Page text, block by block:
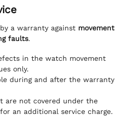
a warranty against movement
faults.
in the watch movement
only.
during and after the warranty
are not covered under the
an additional service charge.